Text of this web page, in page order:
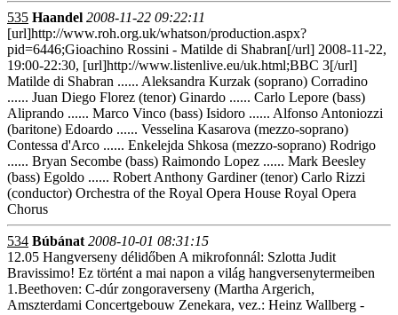
535 Haandel 2008-11-22 09:22:11
[url]http://www.roh.org.uk/whatson/production.aspx?
pid=6446;Gioachino Rossini - Matilde di Shabran[/url] 2008-11-22,
19:00-22:30, [url]http://www.listenlive.eu/uk.html;BBC 3[/url]
Matilde di Shabran ...... Aleksandra Kurzak (soprano) Corradino
...... Juan Diego Florez (tenor) Ginardo ...... Carlo Lepore (bass)
Aliprando ...... Marco Vinco (bass) Isidoro ...... Alfonso Antoniozzi
(baritone) Edoardo ...... Vesselina Kasarova (mezzo-soprano)
Contessa d'Arco ...... Enkelejda Shkosa (mezzo-soprano) Rodrigo
...... Bryan Secombe (bass) Raimondo Lopez ...... Mark Beesley
(bass) Egoldo ...... Robert Anthony Gardiner (tenor) Carlo Rizzi
(conductor) Orchestra of the Royal Opera House Royal Opera
Chorus
534 Búbánat 2008-10-01 08:31:15
12.05 Hangverseny délidőben A mikrofonnál: Szlotta Judit
Bravissimo! Ez történt a mai napon a világ hangversenytermeiben
1.Beethoven: C-dúr zongoraverseny (Martha Argerich,
Amszterdami Concertgebouw Zenekara, vez.: Heinz Wallberg -